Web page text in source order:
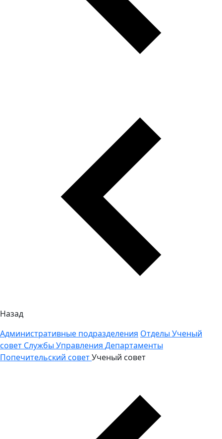
Назад
Административные подразделения Отделы Ученый
совет Службы Управления Департаменты
Попечительский советУченый совет